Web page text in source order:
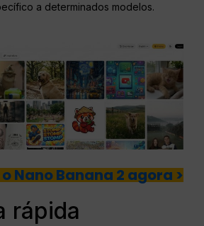
a determinados modelos.
Nano Banana 2 agora >
rápida